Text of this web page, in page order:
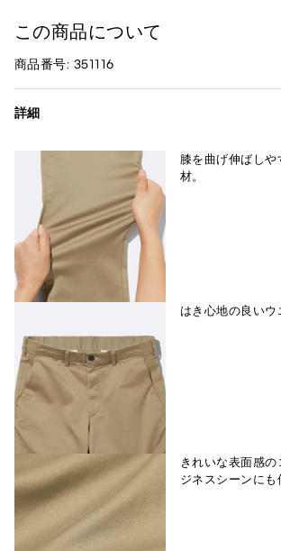
この商品について
商品番号: 351116
詳細
膝を曲げ伸ばし
材。
はき心地の良いウ
きれいな表面感
ジネスシーンにも